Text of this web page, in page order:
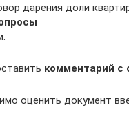
дарения доли
комментарий с
оценить документ